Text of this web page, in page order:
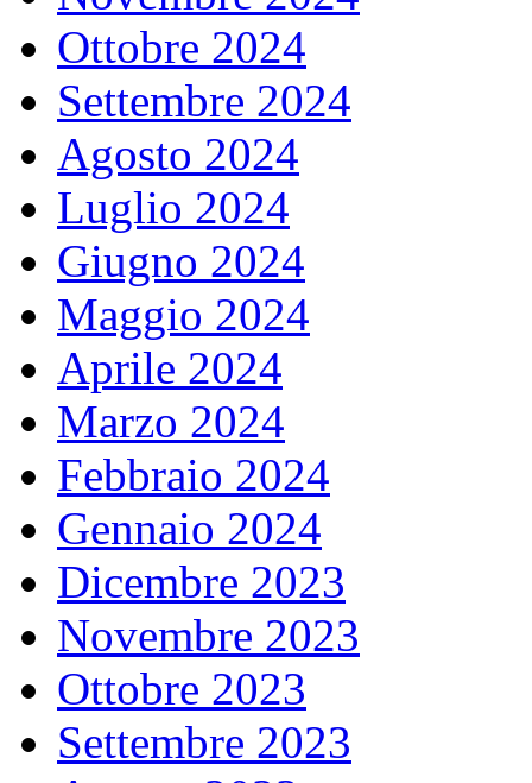
Ottobre 2024
Settembre 2024
Agosto 2024
Luglio 2024
Giugno 2024
Maggio 2024
Aprile 2024
Marzo 2024
Febbraio 2024
Gennaio 2024
Dicembre 2023
Novembre 2023
Ottobre 2023
Settembre 2023